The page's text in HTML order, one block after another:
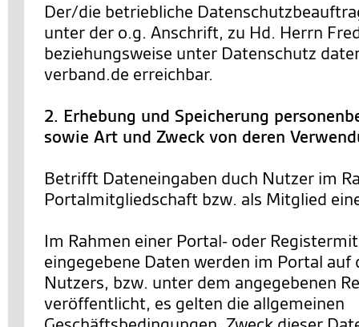
Der/die betriebliche
unter der o.g. Anschrift, zu Hd. Herrn
beziehungsweise unter Datenschutz
verband.de erreichbar.
2. Erhebung und Speicherung
sowie Art und Zweck von deren
Betrifft Dateneingaben duch Nutzer im
Portalmitgliedschaft bzw. als Mitglied
Im Rahmen einer Portal- oder
eingegebene Daten werden im Portal auf
Nutzers, bzw. unter dem angegebenen
veröffentlicht, es gelten die allgemeinen